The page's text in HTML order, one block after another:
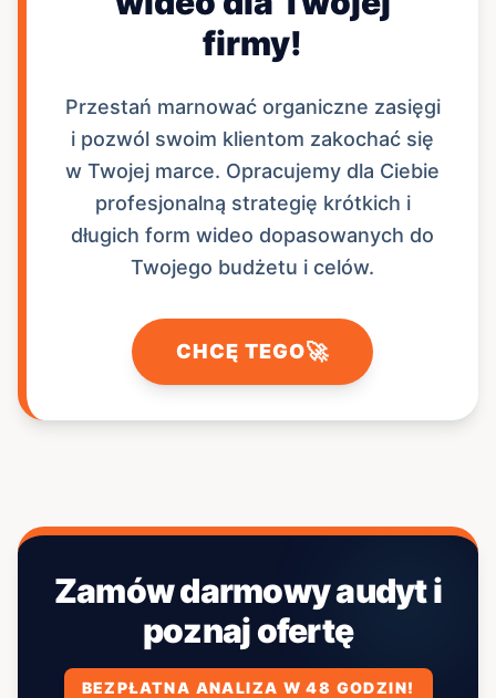
firmy!
Przestań marnować organiczne zasięgi
i pozwól swoim klientom zakochać się
w Twojej marce. Opracujemy dla Ciebie
profesjonalną strategię krótkich i
długich form wideo dopasowanych do
Twojego budżetu i celów.
CHCĘ TEGO🚀
Zamów darmowy audyt i
poznaj ofertę
BEZPŁATNA ANALIZA W 48 GODZIN!